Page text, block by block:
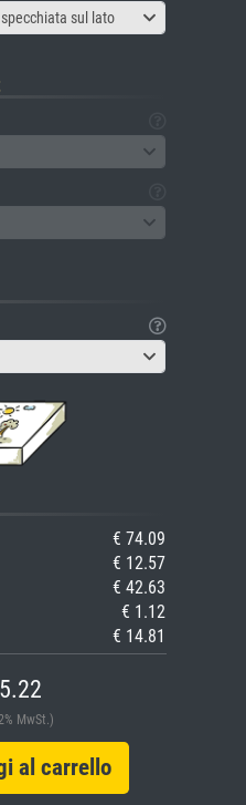
sul lato
€ 74.09
€ 12.57
€ 42.63
€ 1.12
€ 14.81
MwSt.)
al carrello